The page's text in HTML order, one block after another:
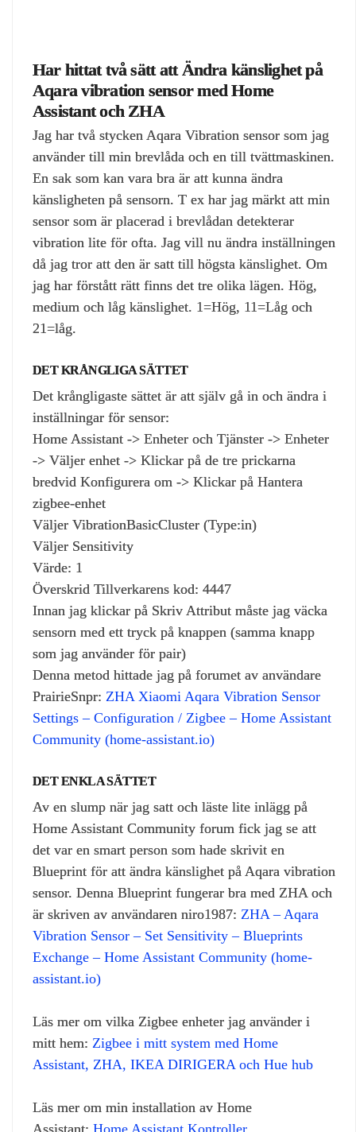
Har hittat två sätt att Ändra känslighet på
Aqara vibration sensor med Home
Assistant och ZHA
Jag har två stycken Aqara Vibration sensor som jag
använder till min brevlåda och en till tvättmaskinen.
En sak som kan vara bra är att kunna ändra
känsligheten på sensorn. T ex har jag märkt att min
sensor som är placerad i brevlådan detekterar
vibration lite för ofta. Jag vill nu ändra inställningen
då jag tror att den är satt till högsta känslighet. Om
jag har förstått rätt finns det tre olika lägen. Hög,
medium och låg känslighet. 1=Hög, 11=Låg och
21=låg.
DET KRÅNGLIGA SÄTTET
Det krångligaste sättet är att själv gå in och ändra i
inställningar för sensor:
Home Assistant -> Enheter och Tjänster -> Enheter
-> Väljer enhet -> Klickar på de tre prickarna
bredvid Konfigurera om -> Klickar på Hantera
zigbee-enhet
Väljer VibrationBasicCluster (Type:in)
Väljer Sensitivity
Värde: 1
Överskrid Tillverkarens kod: 4447
Innan jag klickar på Skriv Attribut måste jag väcka
sensorn med ett tryck på knappen (samma knapp
som jag använder för pair)
Denna metod hittade jag på forumet av användare
PrairieSnpr: ZHA Xiaomi Aqara Vibration Sensor
Settings – Configuration / Zigbee – Home Assistant
Community (home-assistant.io)
DET ENKLA SÄTTET
Av en slump när jag satt och läste lite inlägg på
Home Assistant Community forum fick jag se att
det var en smart person som hade skrivit en
Blueprint för att ändra känslighet på Aqara vibration
sensor. Denna Blueprint fungerar bra med ZHA och
är skriven av användaren niro1987: ZHA – Aqara
Vibration Sensor – Set Sensitivity – Blueprints
Exchange – Home Assistant Community (home-
assistant.io)
Läs mer om vilka Zigbee enheter jag använder i
mitt hem: Zigbee i mitt system med Home
Assistant, ZHA, IKEA DIRIGERA och Hue hub
Läs mer om min installation av Home
Assistant: Home Assistant Kontroller